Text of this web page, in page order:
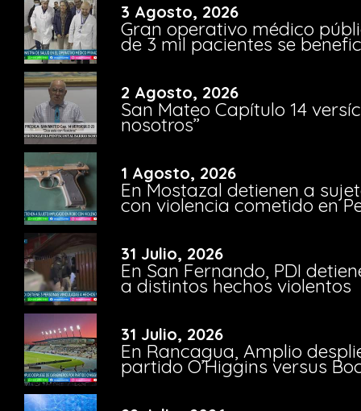
3 Agosto, 2026
Gran operativo médico
de 3 mil pacientes se
2 Agosto, 2026
San Mateo Capítulo 14
nosotros”
1 Agosto, 2026
En Mostazal detienen a
con violencia cometido en
31 Julio, 2026
En San Fernando, PDI
a distintos hechos violentos
31 Julio, 2026
En Rancagua, Amplio
partido O’Higgins versus